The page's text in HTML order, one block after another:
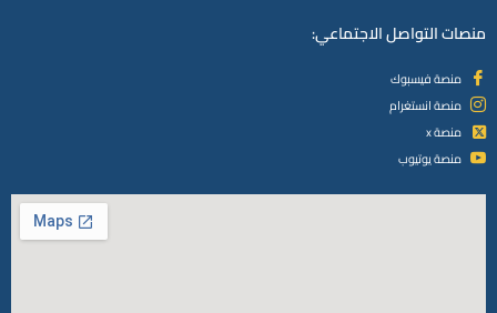
منصات التواصل الاجتماعي:
منصة فيسبوك
منصة انستغرام
منصة x
منصة يوتيوب